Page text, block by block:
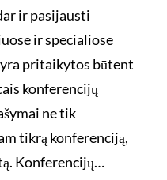
ir pasijausti
ir specialiose
pritaikytos būtent
konferencijų
ne tik
tikrą konferenciją,
Konferencijų…